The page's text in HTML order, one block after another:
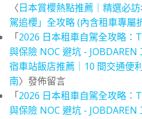
〈日本賞櫻熱點推薦｜精選必
駕追櫻」全攻略 (內含租車專屬
「2026 日本租車自駕全攻略：
與保險 NOC 避坑 - JOBDAREN
宿車站飯店推薦｜10 間交通便
南〉發佈留言
「2026 日本租車自駕全攻略：
與保險 NOC 避坑 - JOBDAREN